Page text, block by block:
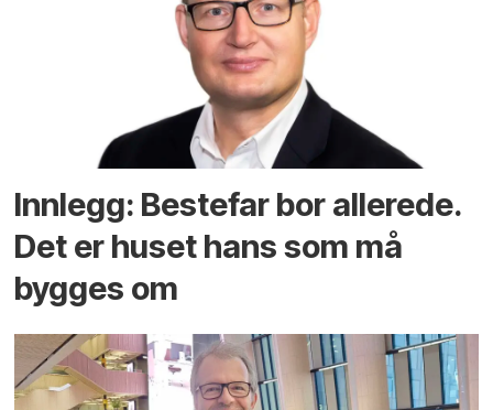
Innlegg: Bestefar bor allerede.
Det er huset hans som må
bygges om